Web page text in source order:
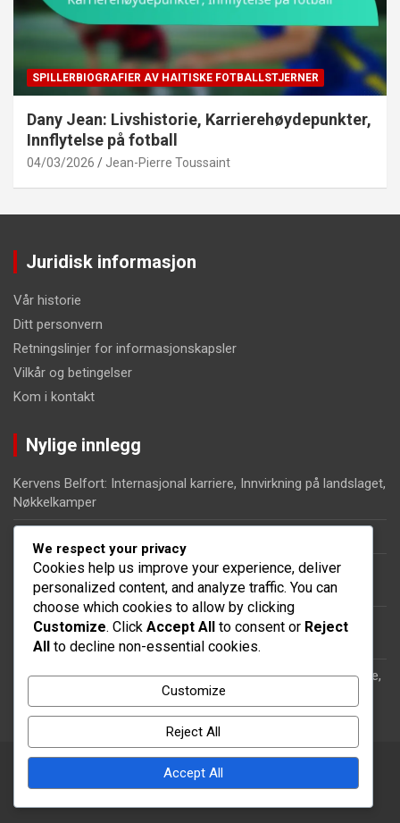
SPILLERBIOGRAFIER AV HAITISKE FOTBALLSTJERNER
Dany Jean: Livshistorie, Karrierehøydepunkter,
Innflytelse på fotball
04/03/2026 Jean-Pierre Toussaint
Juridisk informasjon
Vår historie
Ditt personvern
Retningslinjer for informasjonskapsler
Vilkår og betingelser
Kom i kontakt
Nylige innlegg
Kervens Belfort: Internasjonal karriere, Innvirkning på landslaget,
Nøkkelkamper
Maxime Jean: Utmerkelser, Merkeverdige opptredener,
Karrierehøydepunkter
Dany Jean: Livshistorie, Karrierehøydepunkter, Innflytelse på
fotball
Dany Jean: Bidrag til haitisk fotball, Internasjonal anerkjennelse,
Copyright © 2026knicks4sale.com
We respect your privacy
Cookies help us improve your experience, deliver
personalized content, and analyze traffic. You can
choose which cookies to allow by clicking
Customize. Click Accept All to consent or Reject
All to decline non-essential cookies.
Customize
Reject All
Accept All